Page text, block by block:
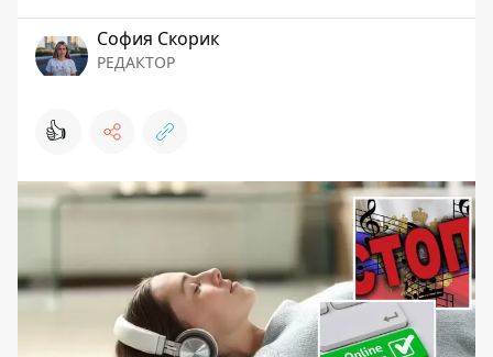
София Скорик
РЕДАКТОР
👍